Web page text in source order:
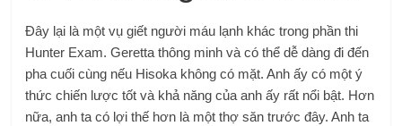
Đây lại là một vụ giết người máu lạnh khác trong phần thi
Hunter Exam. Geretta thông minh và có thể dễ dàng đi đến
pha cuối cùng nếu Hisoka không có mặt. Anh ấy có một ý
thức chiến lược tốt và khả năng của anh ấy rất nổi bật. Hơn
nữa, anh ta có lợi thế hơn là một thợ săn trước đây. Anh ta